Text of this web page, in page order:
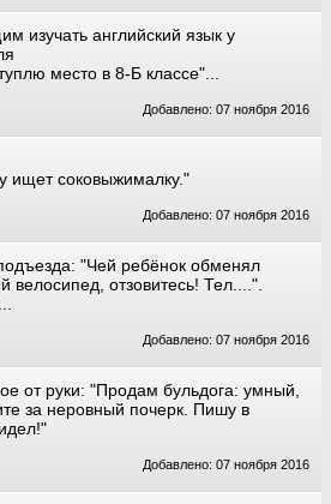
изучать английский язык у
место в 8-Б классе"...
Добавлено: 07 ноября 2016
ищет соковыжималку."
Добавлено: 07 ноября 2016
"Чей ребёнок обменял
велосипед, отзовитесь! Тел....".
Добавлено: 07 ноября 2016
от руки: "Продам бульдога: умный,
за неровный почерк. Пишу в
Добавлено: 07 ноября 2016